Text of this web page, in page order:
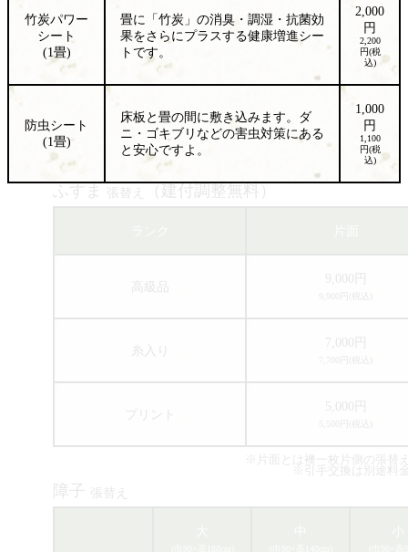
竹炭パワー
シート
(1畳)
畳に「竹炭」の消臭・調湿・抗菌効
果をさらにプラスする健康増進シー
トです。
2,000
円
2,200
円(税
込)
防虫シート
(1畳)
床板と畳の間に敷き込みます。ダ
ニ・ゴキブリなどの害虫対策にある
と安心ですよ。
1,000
円
1,100
円(税
込)
ふすま 張替え （建付調整無料）
高級品
9,000円
糸入り
7,000円
プリント
5,000円
※片面とは襖一枚片側の張替
※引手交換は別途料
障子 張替え